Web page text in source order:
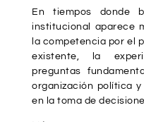
En tiempos donde
institucional aparece
la competencia por el
existente, la
preguntas
organización política
en la toma de